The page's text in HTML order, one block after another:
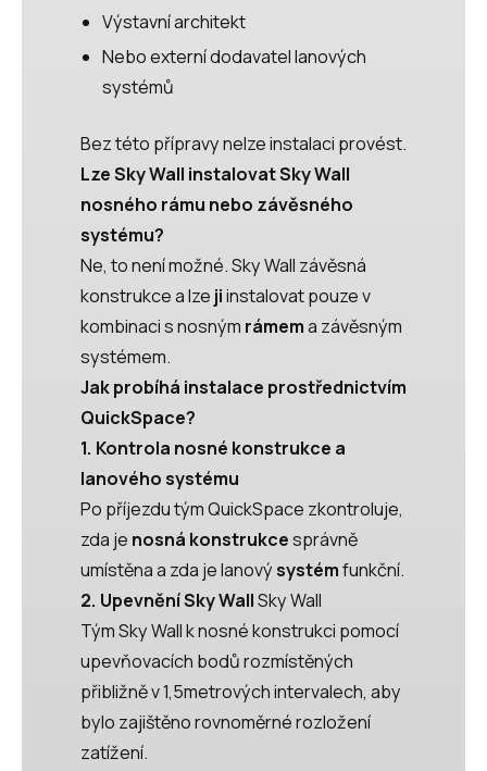
Výstavní architekt
Nebo externí dodavatel lanových
systémů
Bez této přípravy nelze instalaci provést.
Lze Sky Wall instalovat Sky Wall
nosného rámu nebo závěsného
systému?
Ne, to není možné. Sky Wall závěsná
konstrukce a lze jiinstalovat pouze v
kombinaci s nosným rámema závěsným
systémem.
Jak probíhá instalace prostřednictvím
QuickSpace?
1. Kontrola nosné konstrukce a
lanového systému
Po příjezdu tým QuickSpace zkontroluje,
zda je nosná konstrukcesprávně
umístěna a zda je lanovýsystémfunkční.
2. Upevnění Sky WallSky Wall
Tým Sky Wall k nosné konstrukci pomocí
upevňovacích bodů rozmístěných
přibližně v 1,5metrových intervalech, aby
bylo zajištěno rovnoměrné rozložení
zatížení.